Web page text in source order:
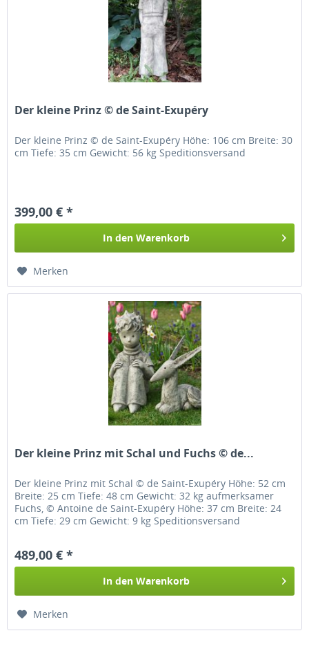
Der kleine Prinz © de Saint-Exupéry
Der kleine Prinz © de Saint-Exupéry Höhe: 106 cm Breite: 30
cm Tiefe: 35 cm Gewicht: 56 kg Speditionsversand
399,00 € *
In den Warenkorb
Merken
Der kleine Prinz mit Schal und Fuchs © de...
Der kleine Prinz mit Schal © de Saint-Exupéry Höhe: 52 cm
Breite: 25 cm Tiefe: 48 cm Gewicht: 32 kg aufmerksamer
Fuchs, © Antoine de Saint-Exupéry Höhe: 37 cm Breite: 24
cm Tiefe: 29 cm Gewicht: 9 kg Speditionsversand
489,00 € *
In den Warenkorb
Merken